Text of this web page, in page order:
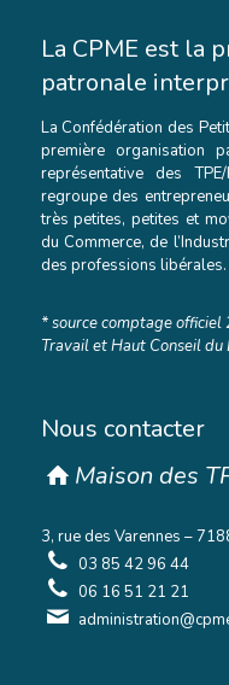
La CPME est la
patronale
La Confédération des
première organisation
représentative des
regroupe des
très petites, petites et
du Commerce, de
des professions libérales.
* source comptage
Travail et Haut Conseil
Nous contacter
Maison des
3, rue des Varennes –
03 85 42 96 44
06 16 51 21 21